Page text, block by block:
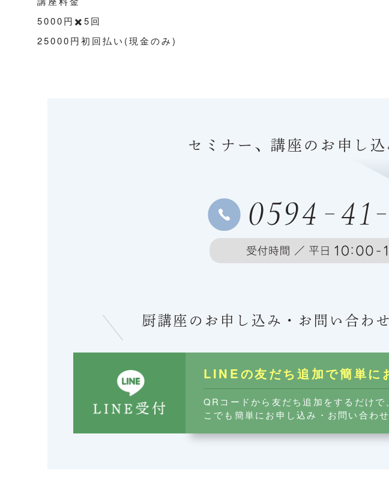
5000円✖️5回
25000円初回払い(現金のみ)
セミナー、講座の お申し
厨講座のお申し込み・お問い合わ
LINEの友だち追加で簡単に
QRコードから友だち追加をするだけ
こでも簡単にお申し込み・お問い合わ